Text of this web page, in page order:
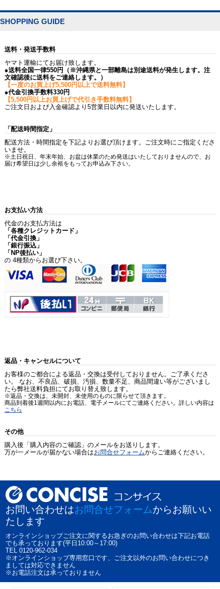
SHOPPING GUIDE
送料・発送手数料
ヤマト運輸にてお届け致します。
●送料全国一律550円（※沖縄県と一部離島は別途送料が発生します。注
文確認後に送料をご連絡します。）
【一度のお買上げ5,500円以上で送料無料】
●代金引換手数料330円
【5,500円以上お買上げで代引き手数料無料】
ご注文日および入金確認より5営業日以内に発送いたします。
「配送時間指定」
配送方法・時間指定を下記よりお選び頂けます。ご注文時にご指定くださ
いませ。
※土日祝日、年末年始、お盆は休業のため発送はいたしておりませんので、お
届け希望日は少し余裕をもってお申込み下さい。
お支払い方法
代金のお支払方法は
「各種クレジットカード」
「代金引換」
「銀行振込」
「NP後払い」
の 4種類からお選び下さい。
返品・キャンセルについて
お客様のご都合による返品・交換は受付しておりません。ご了承くださ
い。 なお、不良品、破損、汚損、数量不足、商品間違い等がございまし
たら弊社送料負担にてお取り替え致します。
※返品・交換は、未開封、未使用のものに限らせて頂きます。
商品到着後1週間以内にお電話、電子メールにてご連絡ください。詳しい内容は
こちら
その他
購入後「購入内容のご確認」のメールをお送りします。
万が一メールが届かない場合はお問合せフォームからご連絡ください。
お問い合わせはお問合せフォームからお願いい
たします
オンラインショップご注文に関するお急ぎのお問い合わせは下記お電話
でも承っております(平日10:00～17:00)
TEL 0120-962-034
※オンラインショップ専用窓口です、ご注文以外のお問い合わせにつき
ましては対応できません
※お電話注文は承っておりません